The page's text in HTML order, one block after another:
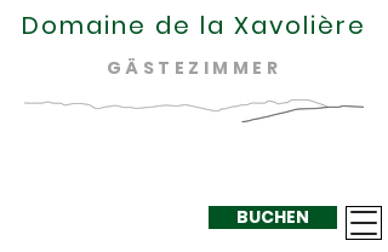
Domaine de la Xavolière
GÄSTEZIMMER
BUCHEN